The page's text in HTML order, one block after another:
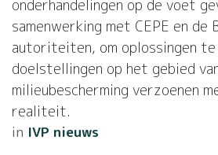
onderhandelingen op de voet
samenwerking met CEPE en de
autoriteiten, om oplossingen
doelstellingen op het gebied
milieubescherming verzoenen
realiteit.
in IVP nieuws